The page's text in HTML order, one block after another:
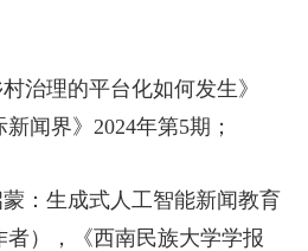
治理的平台化如何发生》
闻界》 2024年第5期；
蒙：生成式人工智能新闻教育
），《西南民族大学学报